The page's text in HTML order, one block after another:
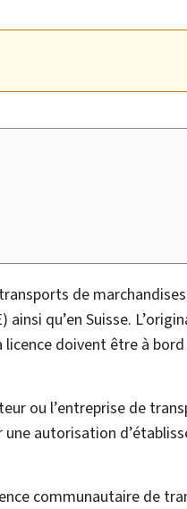
de
ainsi qu’en Suisse.
doivent être à
ou l’entreprise de
autorisation
communautaire de